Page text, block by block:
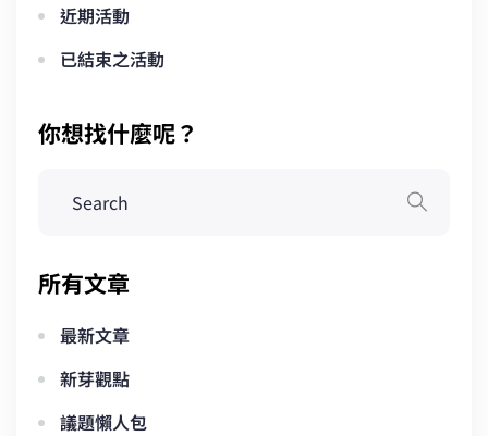
近期活動
已結束之活動
你想找什麼呢？
所有文章
最新文章
新芽觀點
議題懶人包